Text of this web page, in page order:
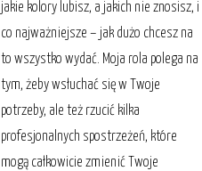
jakie kolory lubisz, a jakich nie znosisz, i
co najważniejsze – jak dużo chcesz na
to wszystko wydać. Moja rola polega na
tym, żeby wsłuchać się w Twoje
potrzeby, ale też rzucić kilka
profesjonalnych spostrzeżeń, które
mogą całkowicie zmienić Twoje